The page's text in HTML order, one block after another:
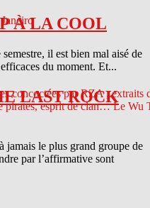
À LA COOL
il est bien mal aisé de
du moment. Et...
LAST ROCK
jamais le plus grand groupe de
par l’affirmative sont